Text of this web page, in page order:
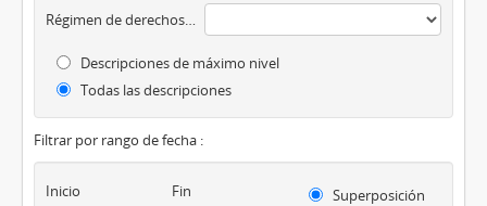
Régimen de derechos de autor
Descripciones de máximo nivel
Todas las descripciones
Filtrar por rango de fecha :
Inicio Fin
Superposición